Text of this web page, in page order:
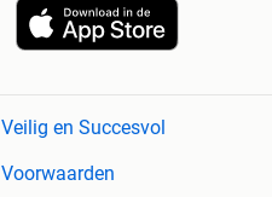
Veilig en Succesvol
Voorwaarden